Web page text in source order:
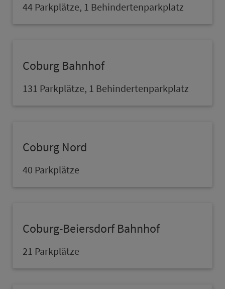
44 Parkplätze, 1 Behindertenpark­platz
Coburg Bahn­hof
131 Parkplätze, 1 Behindertenpark­platz
Coburg Nord
40 Parkplätze
Coburg-Beiersdorf Bahn­hof
21 Parkplätze